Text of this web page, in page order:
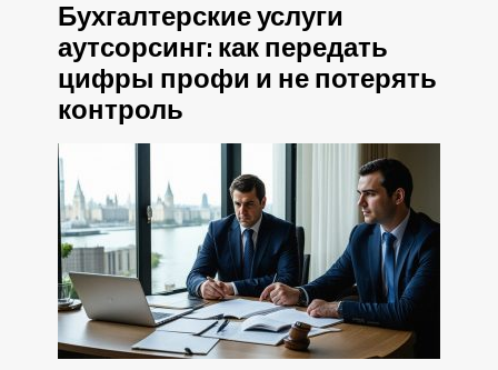
Бухгалтерские услуги
аутсорсинг: как передать
цифры профи и не потерять
контроль